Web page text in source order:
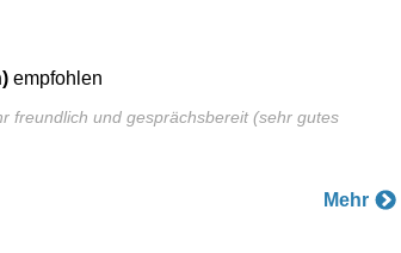
empfohlen
freundlich und gesprächsbereit (sehr gutes
Mehr